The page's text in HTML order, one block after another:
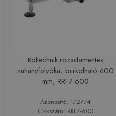
Roltechnik rozsdamentes
zuhanyfolyóka, burkolható 600
mm, RRF7-600
Azonosító: 172774
Cikkszám: RRF7-600